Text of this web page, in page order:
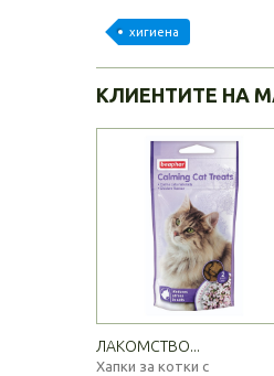
хигиена
КЛИЕНТИТЕ НА
ЛАКОМСТВО...
Хапки за котки с